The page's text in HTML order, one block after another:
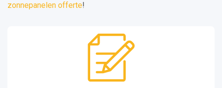
zonnepanelen offerte!